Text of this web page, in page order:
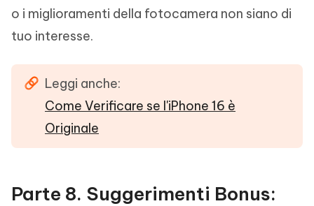
o i miglioramenti della fotocamera non siano di
tuo interesse.
Leggi anche:
Come Verificare se l'iPhone 16 è
Originale
Parte 8. Suggerimenti Bonus: